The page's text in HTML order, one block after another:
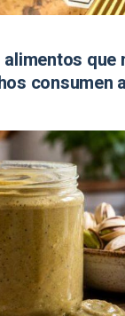
que
consumen